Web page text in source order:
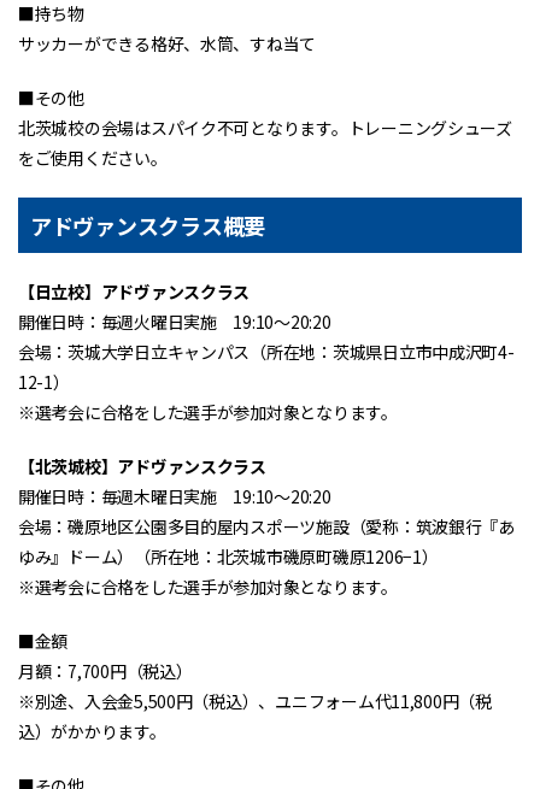
■持ち物
サッカーができる格好、水筒、すね当て
■その他
北茨城校の会場はスパイク不可となります。トレーニングシューズ
をご使用ください。
アドヴァンスクラス概要
【日立校】アドヴァンスクラス
開催日時：毎週火曜日実施 19:10～20:20
会場：茨城大学日立キャンパス（所在地：茨城県日立市中成沢町4-
12-1）
※選考会に合格をした選手が参加対象となります。
【北茨城校】アドヴァンスクラス
開催日時：毎週木曜日実施 19:10～20:20
会場：磯原地区公園多目的屋内スポーツ施設（愛称：筑波銀行『あ
ゆみ』ドーム）（所在地：北茨城市磯原町磯原1206−1）
※選考会に合格をした選手が参加対象となります。
■金額
月額：7,700円（税込）
※別途、入会金5,500円（税込）、ユニフォーム代11,800円（税
込）がかかります。